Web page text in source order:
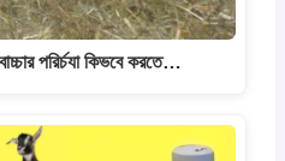
পরির্চযা কিভবে করতে…